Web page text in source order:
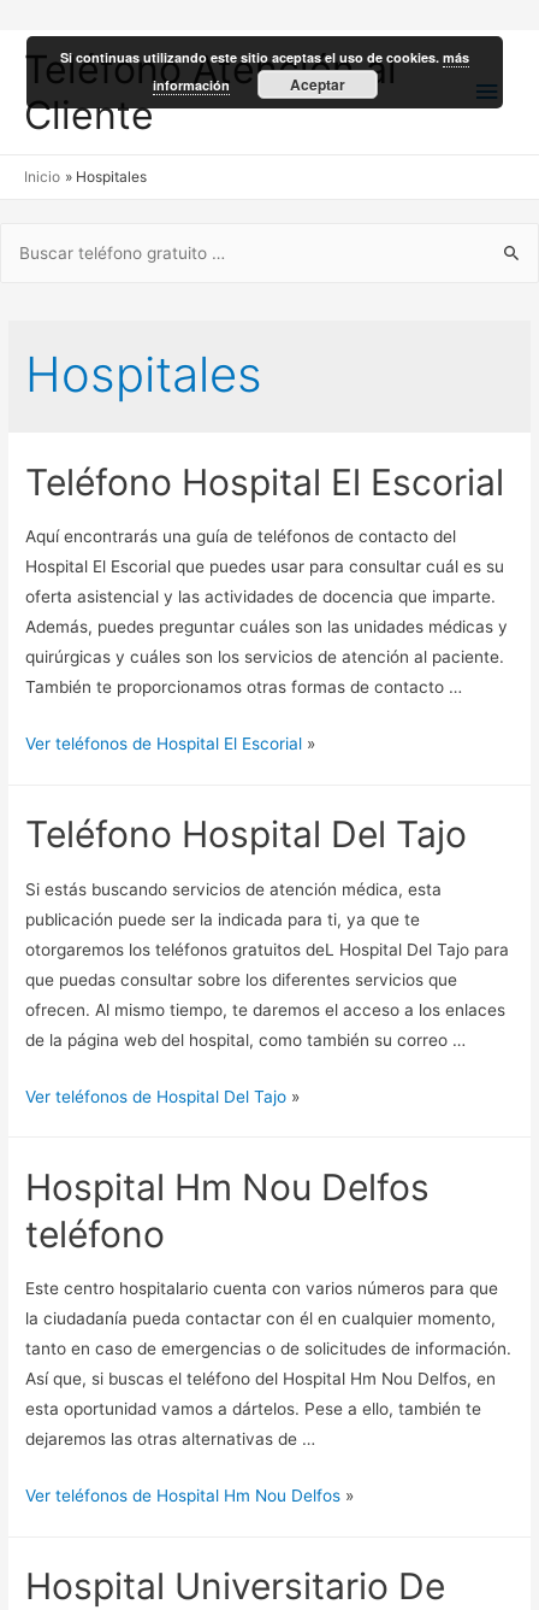
Teléfono Atención al
Cliente
Inicio Hospitales
Hospitales
Teléfono Hospital El Escorial
Aquí encontrarás una guía de teléfonos de contacto del
Hospital El Escorial que puedes usar para consultar cuál es su
oferta asistencial y las actividades de docencia que imparte.
Además, puedes preguntar cuáles son las unidades médicas y
quirúrgicas y cuáles son los servicios de atención al paciente.
También te proporcionamos otras formas de contacto …
Ver teléfonos de Hospital El Escorial »
Teléfono Hospital Del Tajo
Si estás buscando servicios de atención médica, esta
publicación puede ser la indicada para ti, ya que te
otorgaremos los teléfonos gratuitos deL Hospital Del Tajo para
que puedas consultar sobre los diferentes servicios que
ofrecen. Al mismo tiempo, te daremos el acceso a los enlaces
de la página web del hospital, como también su correo …
Ver teléfonos de Hospital Del Tajo »
Hospital Hm Nou Delfos
teléfono
Este centro hospitalario cuenta con varios números para que
la ciudadanía pueda contactar con él en cualquier momento,
tanto en caso de emergencias o de solicitudes de información.
Así que, si buscas el teléfono del Hospital Hm Nou Delfos, en
esta oportunidad vamos a dártelos. Pese a ello, también te
dejaremos las otras alternativas de …
Ver teléfonos de Hospital Hm Nou Delfos »
Hospital Universitario De
Si continuas utilizando este sitio aceptas el uso de cookies.más
información
Aceptar